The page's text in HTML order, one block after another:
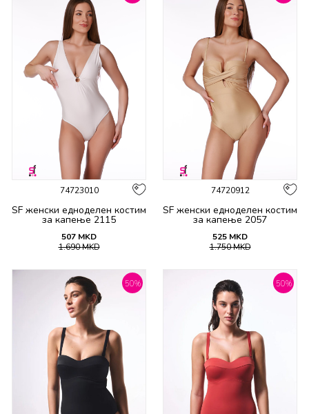
74723010
SF женски едноделен костим
за капење 2115
507 MKD
1.690MKD
74720912
SF женски едноделен костим
за капење 2057
525 MKD
1.750MKD
50% 50%